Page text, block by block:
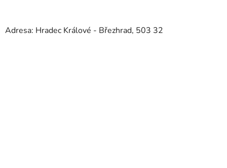
Adresa: Hradec Králové - Březhrad, 503 32